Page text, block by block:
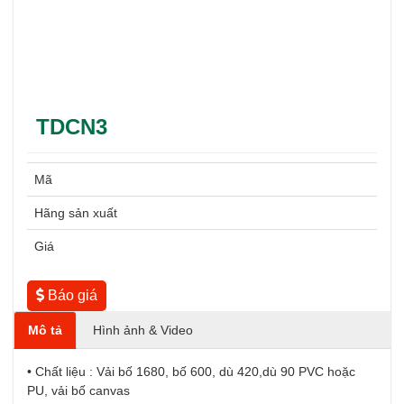
TDCN3
Mã
Hãng sản xuất
Giá
Báo giá
Mô tả Hình ảnh & Video
• Chất liệu : Vải bố 1680, bố 600, dù 420,dù 90 PVC hoặc
PU, vải bố canvas